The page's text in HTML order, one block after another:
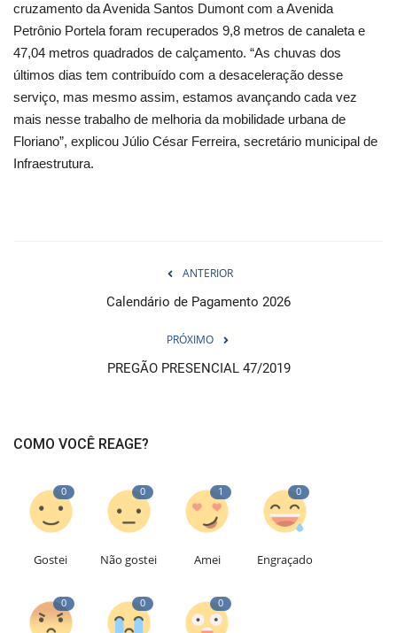
cruzamento da Avenida Santos Dumont com a Avenida
Petrônio Portela foram recuperados 9,8 metros de canaleta e
47,04 metros quadrados de calçamento. “As chuvas dos
últimos dias tem contribuído com a desaceleração desse
serviço, mas mesmo assim, estamos avançando cada vez
mais nesse trabalho de melhoria da mobilidade urbana de
Floriano”, explicou Júlio César Ferreira, secretário municipal de
Infraestrutura.
ANTERIOR
Calendário de Pagamento 2026
PRÓXIMO
PREGÃO PRESENCIAL 47/2019
COMO VOCÊ REAGE?
0
Gostei
0
Não gostei
1
Amei
0
Engraçado
0 0 0